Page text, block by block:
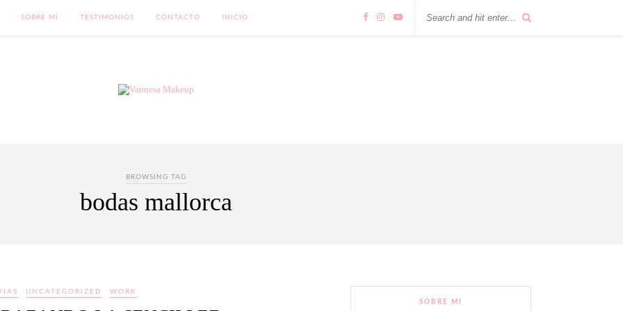
SOBRE MI TESTIMONIOS CONTACTO INICIO
BROWSING TAG
bodas mallorca
UNCATEGORIZED WORK
SOBRE MI